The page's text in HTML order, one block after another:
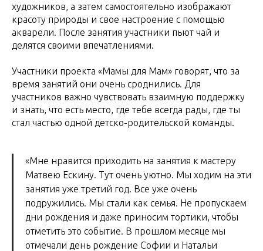
художников, а затем самостоятельно изображают
красоту природы и свое настроение с помощью
акварели. После занятия участники пьют чай и
делятся своими впечатлениями.
Участники проекта «Мамы для Мам» говорят, что за
время занятий они очень сроднились. Для
участников важно чувствовать взаимную поддержку
и знать, что есть место, где тебе всегда рады, где ты
стал частью одной детско-родительской команды.
«Мне нравится приходить на занятия к мастеру
Матвею Ескину. Тут очень уютно. Мы ходим на эти
занятия уже третий год. Все уже очень
подружились. Мы стали как семья. Не пропускаем
дни рождения и даже приносим тортики, чтобы
отметить это событие. В прошлом месяце мы
отмечали день рождение Софии и Натальи